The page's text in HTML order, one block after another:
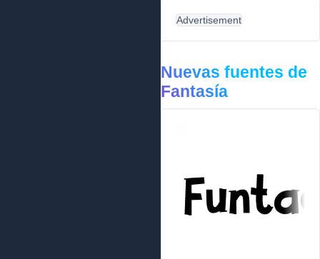
Advertisement
Nuevas fuentes de
Fantasía